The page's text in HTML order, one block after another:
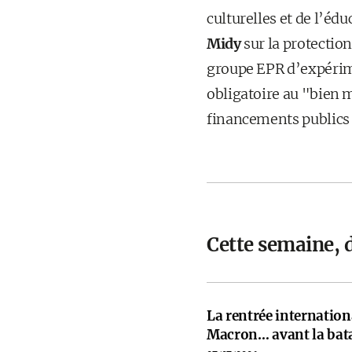
culturelles et de
Midysur la
groupe EPR
obligatoire au "bien
financements
Cette semaine,
La rentrée
Macron… avant la